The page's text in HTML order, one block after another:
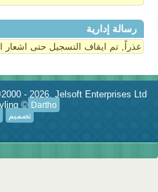
رسالة إدارية
عذراً, تم ايقاف التسجيل حتى اشعار
- 2026, Jelsoft Enterprises Ltd.
© Dartho
تصميم